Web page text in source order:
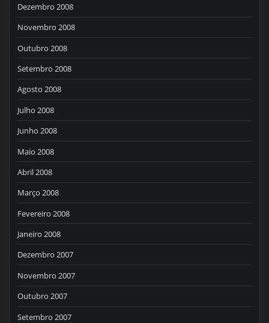
Dezembro 2008
Novembro 2008
Outubro 2008
Setembro 2008
Agosto 2008
Julho 2008
Junho 2008
Maio 2008
Abril 2008
Março 2008
Fevereiro 2008
Janeiro 2008
Dezembro 2007
Novembro 2007
Outubro 2007
Setembro 2007